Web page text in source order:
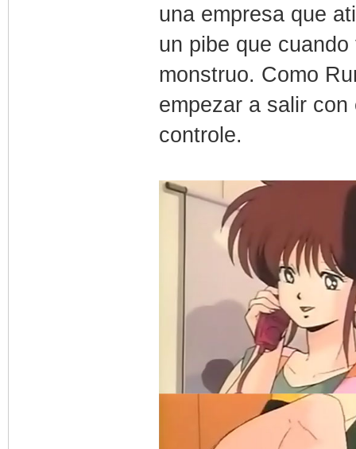
una empresa que
un pibe que
monstruo. Como
empezar a salir
controle.